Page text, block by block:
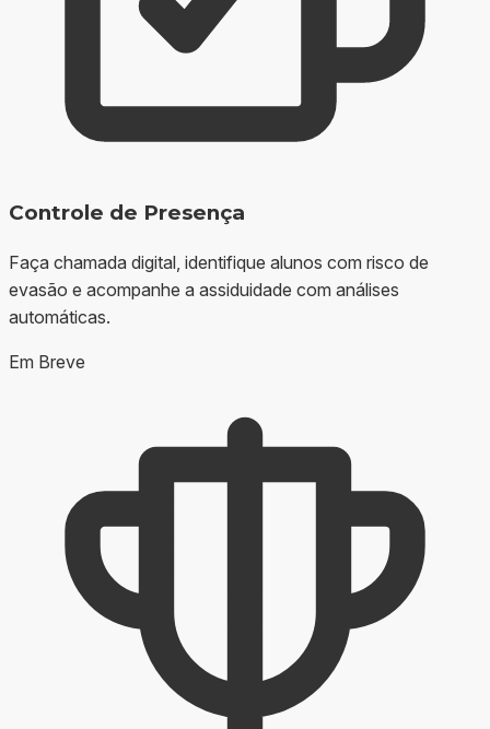
Controle de Presença
Faça chamada digital, identifique alunos com risco de
evasão e acompanhe a assiduidade com análises
automáticas.
Em Breve